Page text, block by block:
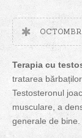
Terapia cu
tratarea
Testosteronul
musculare, a
generale de bine.